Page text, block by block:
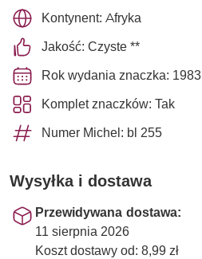
Kontynent: Afryka
Jakość: Czyste **
Rok wydania znaczka: 1983
Komplet znaczków: Tak
Numer Michel: bl 255
Wysyłka i dostawa
Przewidywana dostawa:
11 sierpnia 2026
Koszt dostawy od: 8,99 zł